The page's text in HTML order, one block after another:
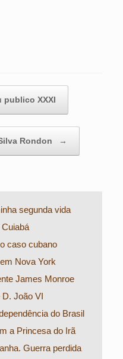
publico XXXI
Rondon →
segunda vida
caso cubano
Nova York
James Monroe
João VI
do Brasil
a Princesa do Irã
Guerra perdida